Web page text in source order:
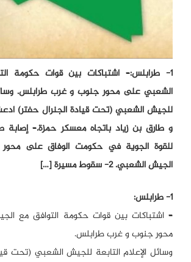
1- طرابلس:– اشتباكات بين قوات حكومة
الشعبي على محور جنوب و غرب طرابلس. وسائل
و طارق بن زياد باتجاه معسكر حمزة.– إصابة
للقوة الجوية في حكومت الوفاق على
الجيش الشعبي. 2- سقوط مسيرة […]
1- طرابلس:
–اشتباكات بين قوات حكومة التوافق مع
محور جنوب و غرب طرابلس.
وسائل الإعلام التابعة للجيش الشعبي (تحت